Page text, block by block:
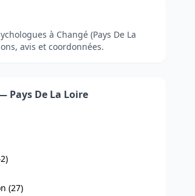
à Changé (Pays De La
avis et coordonnées.
Pays De La Loire
(27)